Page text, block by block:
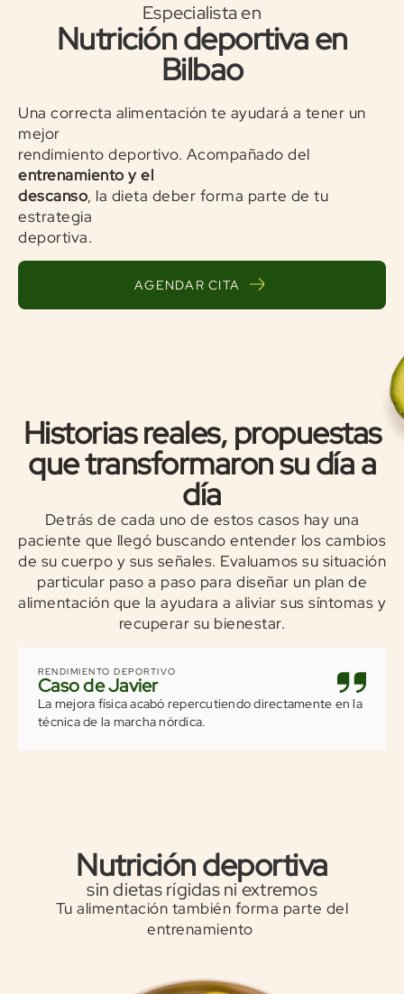
Especialista en
Nutrición deportiva en
Bilbao
Una correcta alimentación te ayudará a tener un
mejor
rendimiento deportivo. Acompañado del
entrenamiento y el
descanso, la dieta deber forma parte de tu
estrategia
deportiva.
AGENDAR CITA
Historias reales, propuestas
que transformaron su día a
día
Detrás de cada uno de estos casos hay una
paciente que llegó buscando entender los cambios
de su cuerpo y sus señales. Evaluamos su situación
particular paso a paso para diseñar un plan de
alimentación que la ayudara a aliviar sus síntomas y
recuperar su bienestar.
RENDIMIENTO DEPORTIVO
Caso de Javier
La mejora física acabó repercutiendo directamente en la
técnica de la marcha nórdica.
Nutrición deportiva
sin dietas rígidas ni extremos
Tu alimentación también forma parte del
entrenamiento